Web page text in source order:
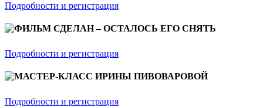
Подробности и регистрация
ФИЛЬМ СДЕЛАН – ОСТАЛОСЬ ЕГО СНЯТЬ
Подробности и регистрация
МАСТЕР-КЛАСС ИРИНЫ ПИВОВАРОВОЙ
Подробности и регистрация